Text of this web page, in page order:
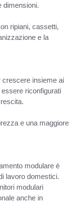
dimensioni.
ripiani, cassetti,
e la
crescere insieme ai
riconfigurati
e una maggiore
modulare è
lavoro domestici.
modulari
anche in